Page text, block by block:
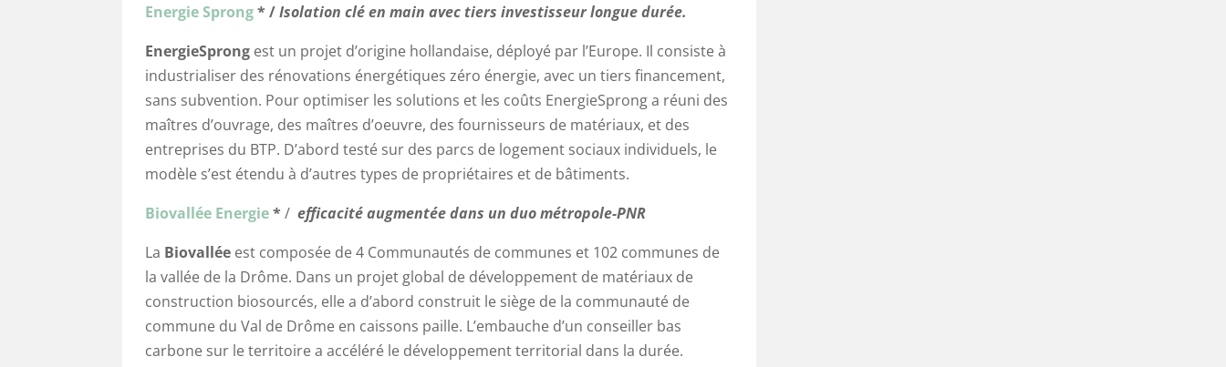
Energie Sprong* /Isolation clé en main avec tiers investisseur longue durée.
EnergieSprong est un projet d’origine hollandaise, déployé par l’Europe. Il consiste à
industrialiser des rénovations énergétiques zéro énergie, avec un tiers financement,
sans subvention. Pour optimiser les solutions et les coûts EnergieSprong a réuni des
maîtres d’ouvrage, des maîtres d’oeuvre, des fournisseurs de matériaux, et des
entreprises du BTP. D’abord testé sur des parcs de logement sociaux individuels, le
modèle s’est étendu à d’autres types de propriétaires et de bâtiments.
Biovallée Energie* / efficacité augmentée dans un duo métropole-PNR
La Biovallée est composée de 4 Communautés de communes et 102 communes de
la vallée de la Drôme. Dans un projet global de développement de matériaux de
construction biosourcés, elle a d’abord construit le siège de la communauté de
commune du Val de Drôme en caissons paille. L’embauche d’un conseiller bas
carbone sur le territoire a accéléré le développement territorial dans la durée.